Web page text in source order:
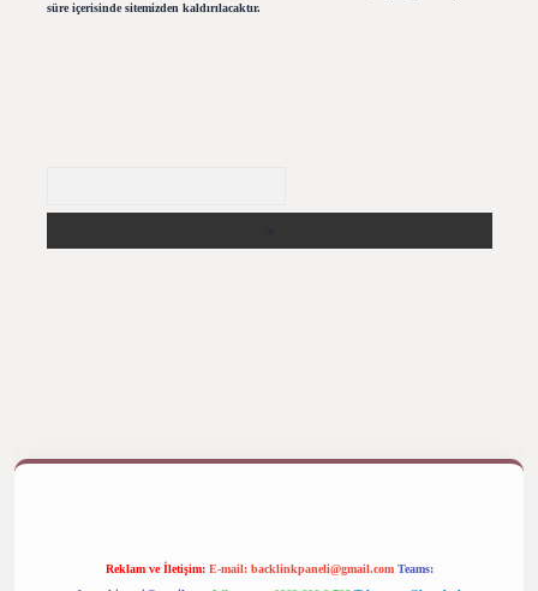
süre içerisinde sitemizden kaldırılacaktır.
Reklam ve İletişim: E-mail: backlinkpaneli@gmail.com Teams: